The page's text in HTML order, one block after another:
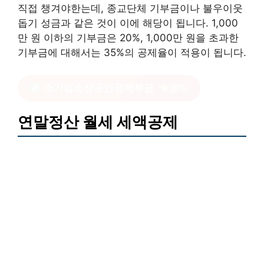
직접 챙겨야한는데, 종교단체 기부금이나 불우이웃
돕기 성금과 같은 것이 이에 해당이 됩니다. 1,000
만 원 이하의 기부금은 20%, 1,000만 원을 초과한
기부금에 대해서는 35%의 공제율이 적용이 됩니다.
연말정산 월세 세액공제